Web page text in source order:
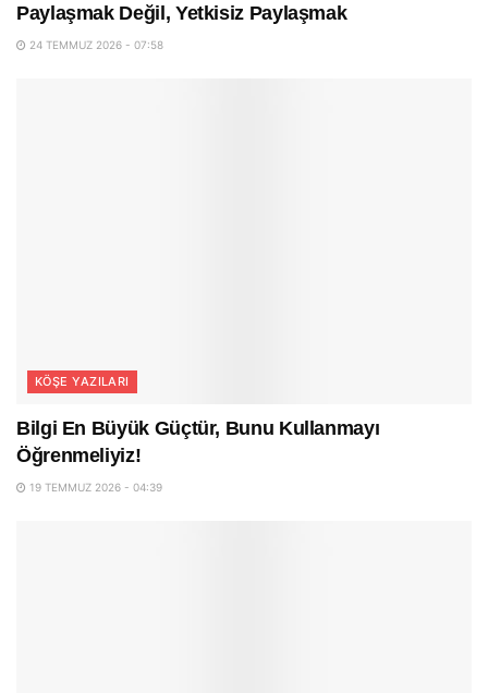
Paylaşmak Değil, Yetkisiz Paylaşmak
24 TEMMUZ 2026 - 07:58
KÖŞE YAZILARI
Bilgi En Büyük Güçtür, Bunu Kullanmayı
Öğrenmeliyiz!
19 TEMMUZ 2026 - 04:39